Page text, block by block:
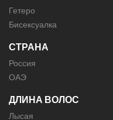
Гетеро
Бисексуалка
СТРАНА
Россия
ОАЭ
ДЛИНА ВОЛОС
Лысая